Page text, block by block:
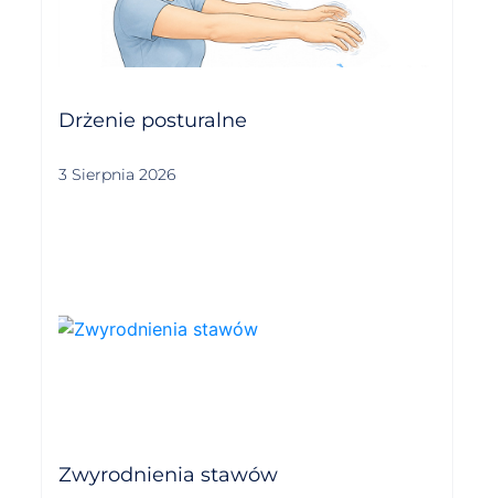
Drżenie posturalne
3 Sierpnia 2026
Zwyrodnienia stawów